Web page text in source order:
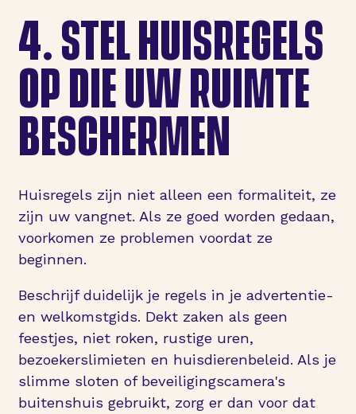
4.STEL HUISREGELS
OP DIE UW RUIMTE
BESCHERMEN
Huisregels zijn niet alleen een formaliteit, ze
zijn uw vangnet. Als ze goed worden gedaan,
voorkomen ze problemen voordat ze
beginnen.
Beschrijf duidelijk je regels in je advertentie-
en welkomstgids. Dekt zaken als geen
feestjes, niet roken, rustige uren,
bezoekerslimieten en huisdierenbeleid. Als je
slimme sloten of beveiligingscamera's
buitenshuis gebruikt, zorg er dan voor dat